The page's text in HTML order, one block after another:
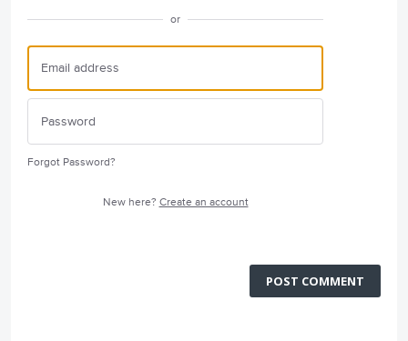
or
Forgot Password?
New here? Create an account
POST COMMENT